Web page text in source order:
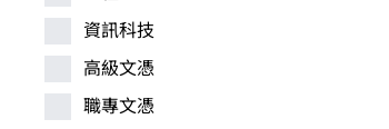
資訊科技
高級文憑
職專文憑